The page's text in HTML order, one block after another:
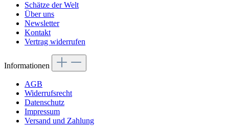
Schätze der Welt
Über uns
Newsletter
Kontakt
Vertrag widerrufen
Informationen
AGB
Widerrufsrecht
Datenschutz
Impressum
Versand und Zahlung